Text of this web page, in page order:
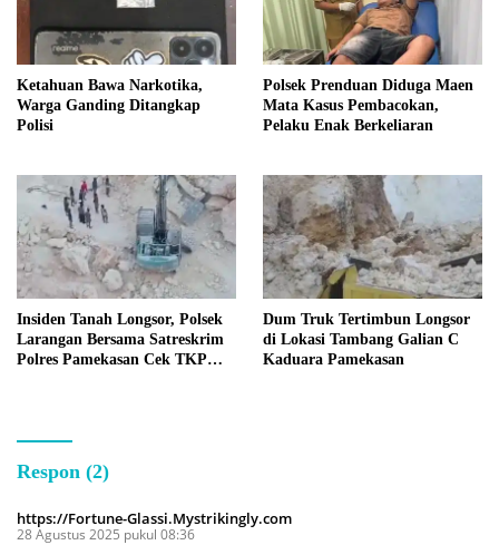
Ketahuan Bawa Narkotika,
Warga Ganding Ditangkap
Polisi
Polsek Prenduan Diduga Maen
Mata Kasus Pembacokan,
Pelaku Enak Berkeliaran
Insiden Tanah Longsor, Polsek
Larangan Bersama Satreskrim
Polres Pamekasan Cek TKP
Dum Truk Tertimbun Longsor
di Lokasi Tambang Galian C
Kaduara Pamekasan
Respon (2)
https://Fortune-Glassi.Mystrikingly.com
28 Agustus 2025 pukul 08:36